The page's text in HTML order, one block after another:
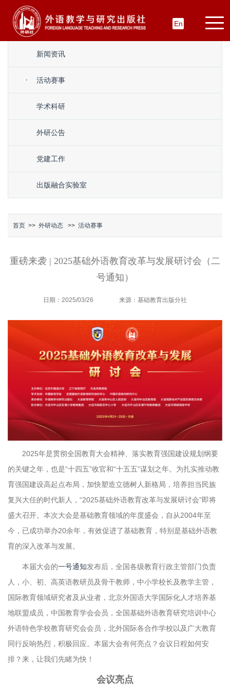
En
新闻资讯
活动赛事
学术科研
外研公告
党建工作
出版融合实验室
首页 >> 外研动态 >> 活动赛事
重磅来袭 | 2025基础外语教育改革与发展研讨会（二
号通知）
日期：2025/03/26 来源：基础教育出版分社
2025年是贯彻全国教育大会精神、落实教育强国建设规划纲要
的关键之年，也是“十四五”收官和“十五五”谋划之年。为扎实推动教
育强国建设高起点布局，加快塑造立德树人新格局，培养担当民族
复兴大任的时代新人，“2025基础外语教育改革与发展研讨会”即将
盛大召开。本次大会是基础教育领域的年度盛会，自从2004年至
今，已成功举办20余年，有效促进了基础教育，特别是基础外语教
育的深入改革与发展。
本届大会的一号通知发布后，全国各级教育行政主管部门负责
人，小、初、高英语教研员及骨干教师，中小学校长及教学主管，
国际教育领域研究者及从业者，北京外国语大学国际化人才培养基
地联盟成员，中国教育学会会员，全国基础外语教育研究培训中心
外语特色学校教育研究会会员，北外国际各合作学校以及广大教育
同行反响热烈，积极回应。本届大会有何亮点？会议日程如何安
排？来，让我们先睹为快！
会议亮点